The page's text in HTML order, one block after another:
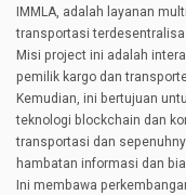
IMMLA, adalah layanan
transportasi
Misi project ini adalah
pemilik kargo dan
Kemudian, ini bertujuan
teknologi blockchain dan
transportasi dan
hambatan informasi dan
Ini membawa